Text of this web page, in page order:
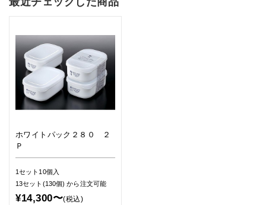
ホワイトパック２８０ ２
Ｐ
1セット10個入
13セット(130個)から注文可能
¥14,300〜(税込)